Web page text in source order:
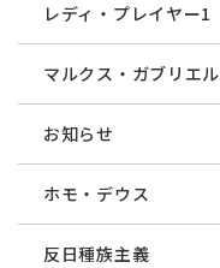
レディ・プレイヤー1
マルクス・ガブリエル
お知らせ
ホモ・デウス
反日種族主義